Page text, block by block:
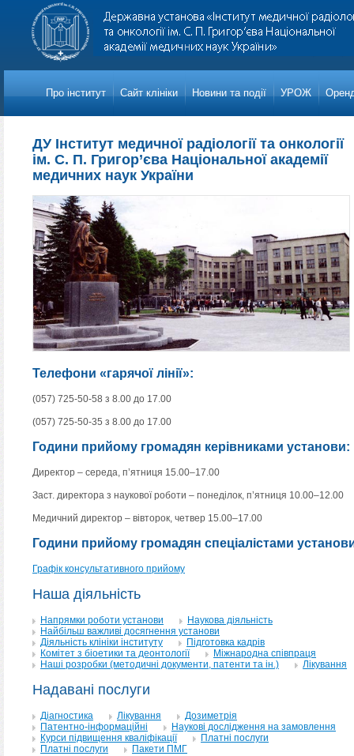
Про iнститут Сайт клініки Новини та події УРОЖ
ДУ Інститут медичної радіології та онкології
ім. С. П. Григор’єва Національної академії
медичних наук України
Телефони «гарячої лінії»:
(057) 725-50-58 з 8.00 до 17.00
(057) 725-50-35 з 8.00 до 17.00
Години прийому громадян керівниками установи:
Директор – середа, п’ятниця 15.00–17.00
Заст. директора з наукової роботи – понеділок, п’ятниця 10.00–12.00
Медичний директор – вівторок, четвер 15.00–17.00
Години прийому громадян спеціалістами
Графік консультативного прийому
Наша дiяльнiсть
Напрямки роботи установи
Наукова дiяльнiсть
Найбiльш важливi досягнення установи
Діяльність клiнiки iнституту
Пiдготовка кадрiв
Комітет з біоетики та деонтології
Міжнародна співпраця
Наші розробки (методичні документи, патенти та ін.)
Лiкування
Надаванi послуги
Дiагностика Лiкування
Дозиметрiя
Патентно-інформаційні
Науковi дослiдження на замовлення
Курси пiдвищення квалiфiкації
Платні послуги
Платні послуги
Пакети ПМГ